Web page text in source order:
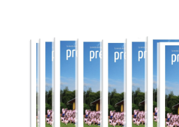
Ingresar